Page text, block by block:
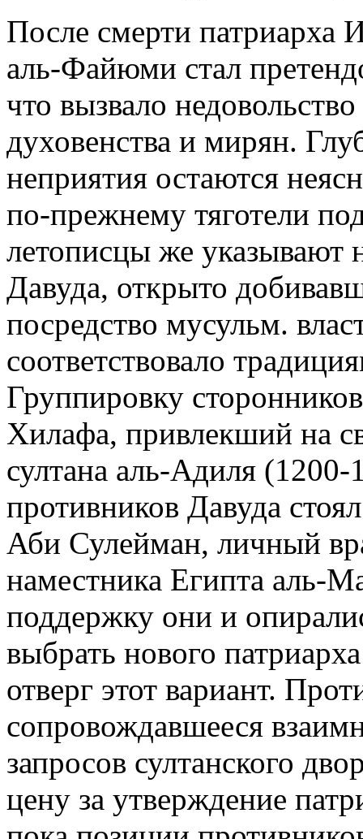
После смерти патриарха
аль-Файюми стал
что вызвало
духовенства и мирян.
неприятия остаются
по-прежнему тяготели
летописцы же указывают
Давуда, открыто
посредство мусульм.
соответствовало
Группировку
Хилафа, привлекший на
султана аль-Адиля
противников Давуда
Аби Сулейман, личный
наместника Египта аль-
поддержку они и
выбрать нового
отверг этот вариант.
сопровождавшееся
запросов султанского
цену за утверждение